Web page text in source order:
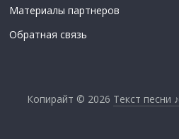
Материалы партнеров
Обратная связь
Копирайт © 2026 Текст песни ♪